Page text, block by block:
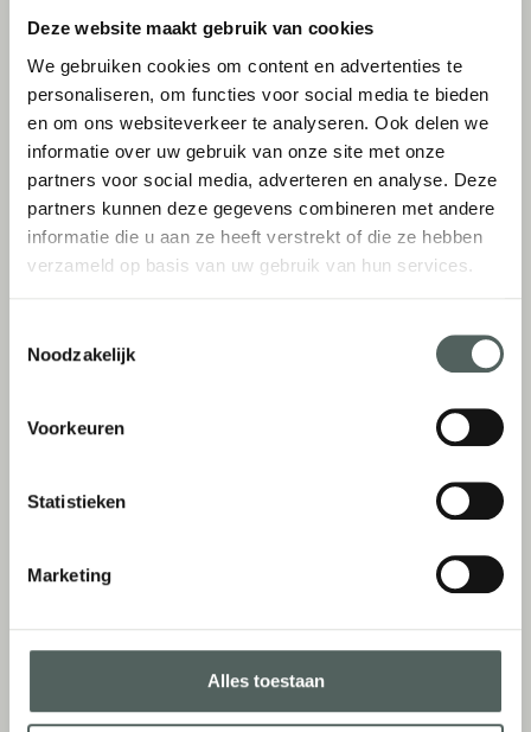
Deze website maakt gebruik van cookies
We gebruiken cookies om content en advertenties te
personaliseren, om functies voor social media te bieden
en om ons websiteverkeer te analyseren. Ook delen we
informatie over uw gebruik van onze site met onze
partners voor social media, adverteren en analyse. Deze
partners kunnen deze gegevens combineren met andere
informatie die u aan ze heeft verstrekt of die ze hebben
verzameld op basis van uw gebruik van hun services.
Noodzakelijk
Voorkeuren
Statistieken
Marketing
Alles toestaan
Bushh Eco
MultiCleaner
13,95 - €54,95
Opties selecteren
Bushh Diffuser
Blend
€13,95 - € 31,95
Opties selecteren
Aroma diffuser Bushh UrineX